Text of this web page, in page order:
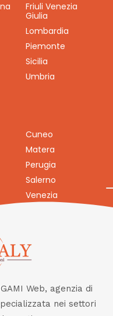
Friuli Venezia
Giulia
Lombardia
Piemonte
Sicilia
Umbria
Cuneo
Matera
Perugia
Salerno
Venezia
Web, agenzia di
nei settori